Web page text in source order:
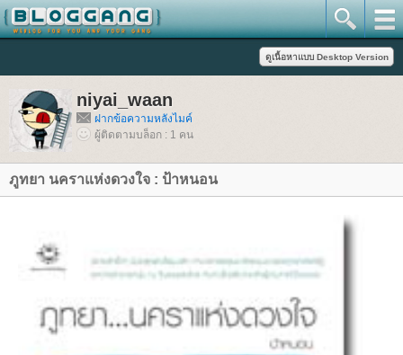
niyai_waan
ฝากข้อความหลังไมค์
ผู้ติดตามบล็อก : 1 คน
ภูทยา นคราแห่งดวงใจ : ป้าหนอน